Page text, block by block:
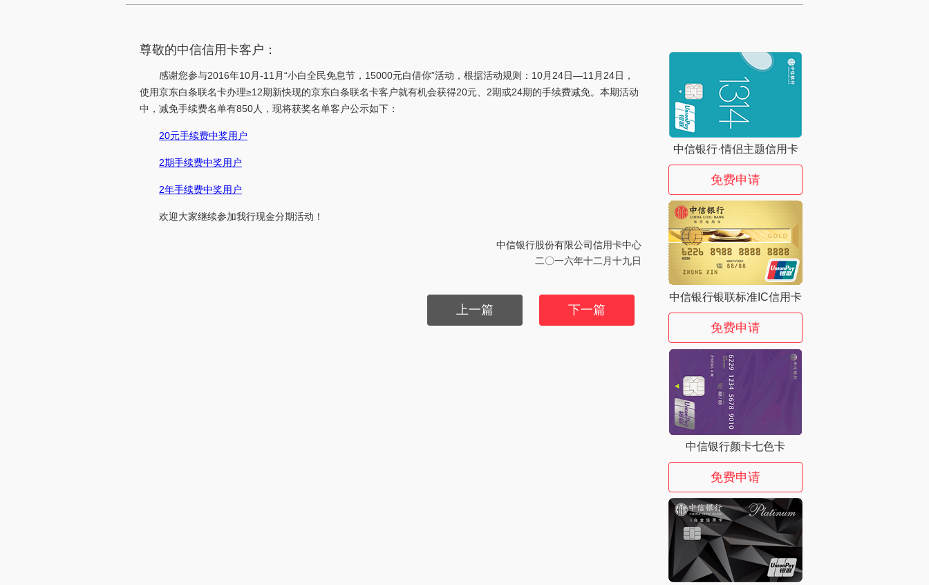
尊敬的中信信用卡客户：
感谢您参与2016年10月-11月“小白全民免息节，15000元白借你”活动，根据活动规则：10月24日—11月24日，
使用京东白条联名卡办理≥12期新快现的京东白条联名卡客户就有机会获得20元、2期或24期的手续费减免。本期活动
中，减免手续费名单有850人，现将获奖名单客户公示如下：
20元手续费中奖用户
2期手续费中奖用户
2年手续费中奖用户
欢迎大家继续参加我行现金分期活动！
中信银行股份有限公司信用卡中心
二〇一六年十二月十九日
下一篇
上一篇
中信银行·情侣主题信用卡
免费申请
中信银行银联标准IC信用卡
免费申请
中信银行颜卡七色卡
免费申请